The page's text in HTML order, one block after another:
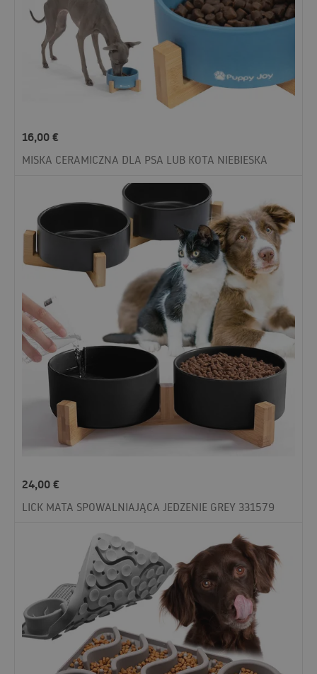
16,00€
MISKA CERAMICZNA DLA PSA LUB KOTA NIEBIESKA
24,00€
LICK MATA SPOWALNIAJĄCA JEDZENIE GREY 331579